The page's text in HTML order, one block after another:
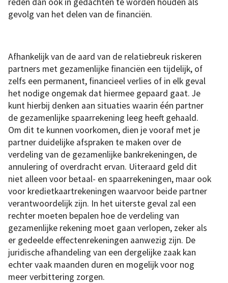
gevolg van het delen van de financiën.
Afhankelijk van de aard van de relatiebreuk riskeren
partners met gezamenlijke financiën een tijdelijk, of
zelfs een permanent, financieel verlies of in elk geval
het nodige ongemak dat hiermee gepaard gaat. Je
kunt hierbij denken aan situaties waarin één partner
de gezamenlijke spaarrekening leeg heeft gehaald.
Om dit te kunnen voorkomen, dien je vooraf met je
partner duidelijke afspraken te maken over de
verdeling van de gezamenlijke bankrekeningen, de
annulering of overdracht ervan. Uiteraard geld dit
niet alleen voor betaal- en spaarrekeningen, maar ook
voor kredietkaartrekeningen waarvoor beide partner
verantwoordelijk zijn. In het uiterste geval zal een
rechter moeten bepalen hoe de verdeling van
gezamenlijke rekening moet gaan verlopen, zeker als
er gedeelde effectenrekeningen aanwezig zijn. De
juridische afhandeling van een dergelijke zaak kan
echter vaak maanden duren en mogelijk voor nog
meer verbittering zorgen.